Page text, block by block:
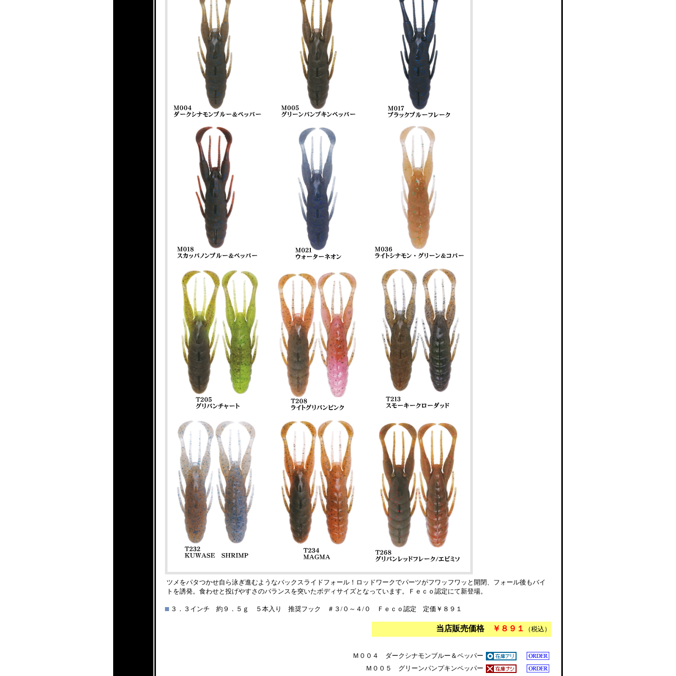
ツメをパタつかせ自ら泳ぎ進むようなバックスライドフォール！ロッドワークでパーツがフワッフワッと開閉、フォール後もバイ
トを誘発。食わせと投げやすさのバランスを突いたボディサイズとなっています。Ｆｅｃｏ認定にて新登場。
３．３インチ 約９．５ｇ ５本入り 推奨フック ＃３/０～４/０ Ｆｅｃｏ認定 定価￥８９１
当店販売価格 ￥８９１ （税込）
Ｍ００４ ダークシナモンブルー＆ペッパー
Ｍ００５ グリーンパンプキンペッパー